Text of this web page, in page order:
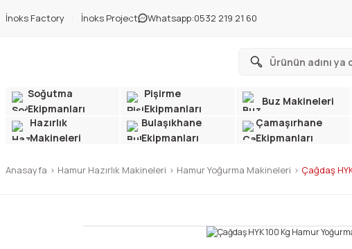
İnoks Factory İnoks Project Whatsapp:0532 219 21 60
Soğutma
Ekipmanları
Pişirme
Ekipmanları
Buz Makineleri
Hazırlık
Makineleri
Bulaşıkhane
Ekipmanları
Çamaşırhane
Ekipmanları
Anasayfa Hamur Hazırlık Makineleri Hamur Yoğurma Makineleri Çağdaş